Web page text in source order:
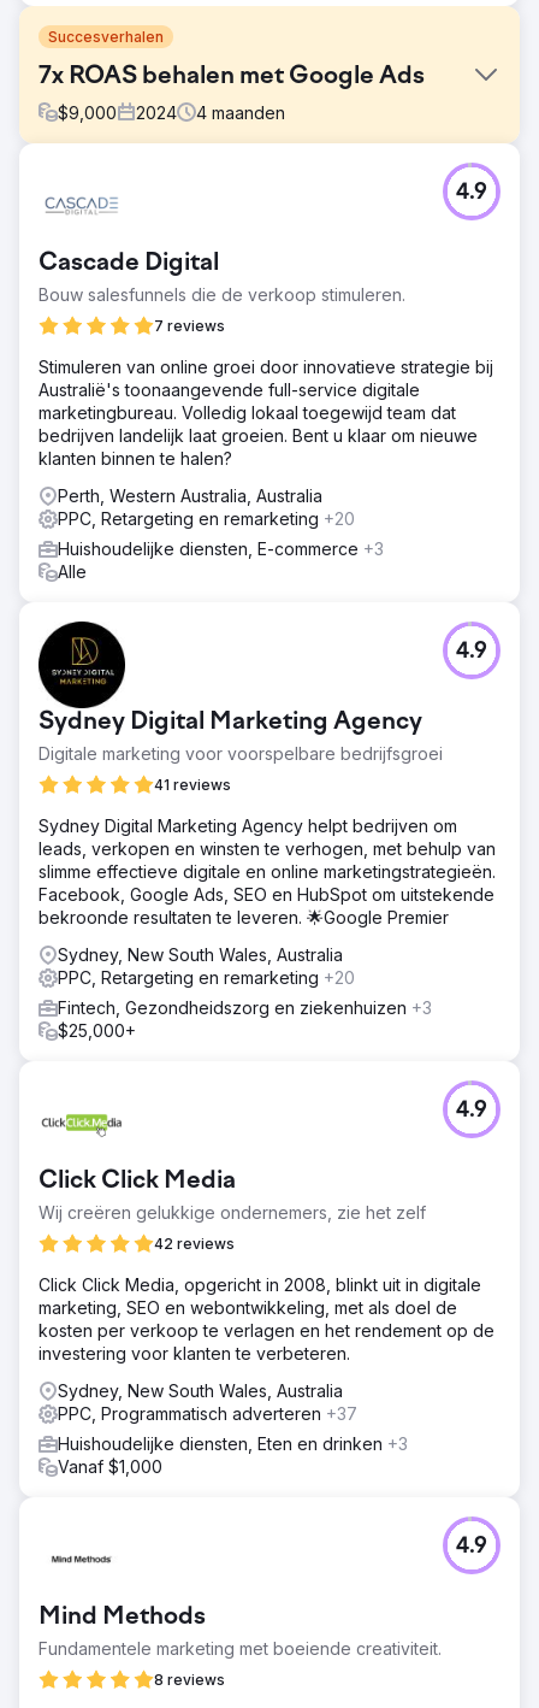
Succesverhalen
7x ROAS behalen met Google Ads
$9,000 2024 4 maanden
Een modeboetiek had intern betaalde advertenties
gelanceerd, maar kampte met lage conversieratio's en
gestructureerd en campagnes waren niet
gesegmenteerd op doelgroep of productcategorie.
Oplossing
opgebouwd: nieuwe Pmax-shoppingcampagnes,
merkgerichte zoekadvertenties en remarketinglijsten zijn
geïmplementeerd. We hebben ook de producttitels en -
beschrijvingen in hun feed geoptimaliseerd en GA4
gekoppeld voor betere conversietracking.
Resultaat
Het rendement op advertentie-uitgaven (ROAS) steeg
van 1,6x naar 7,2x. De maandelijkse inkomsten uit betaald
zoeken stegen met 280%, terwijl de kosten per acquisitie
ontdekten.
Cascade Digital
Bouw salesfunnels die de verkoop stimuleren.
7 reviews
4.9
Stimuleren van online groei door innovatieve strategie bij
Australië's toonaangevende full-service digitale
marketingbureau. Volledig lokaal toegewijd team dat
bedrijven landelijk laat groeien. Bent u klaar om nieuwe
klanten binnen te halen?
Perth, Western Australia, Australia
PPC, Retargeting en remarketing +20
Huishoudelijke diensten, E-commerce +3
Alle
Sydney Digital Marketing Agency
Digitale marketing voor voorspelbare bedrijfsgroei
41 reviews
4.9
Sydney Digital Marketing Agency helpt bedrijven om
leads, verkopen en winsten te verhogen, met behulp van
slimme effectieve digitale en online marketingstrategieën.
Facebook, Google Ads, SEO en HubSpot om uitstekende
bekroonde resultaten te leveren. 🌟Google Premier
Sydney, New South Wales, Australia
PPC, Retargeting en remarketing +20
Fintech, Gezondheidszorg en ziekenhuizen +3
$25,000+
Click Click Media
Wij creëren gelukkige ondernemers, zie het zelf
42 reviews
4.9
Click Click Media, opgericht in 2008, blinkt uit in digitale
marketing, SEO en webontwikkeling, met als doel de
kosten per verkoop te verlagen en het rendement op de
investering voor klanten te verbeteren.
Sydney, New South Wales, Australia
PPC, Programmatisch adverteren +37
Huishoudelijke diensten, Eten en drinken +3
Vanaf $1,000
Mind Methods
Fundamentele marketing met boeiende creativiteit.
8 reviews
4.9